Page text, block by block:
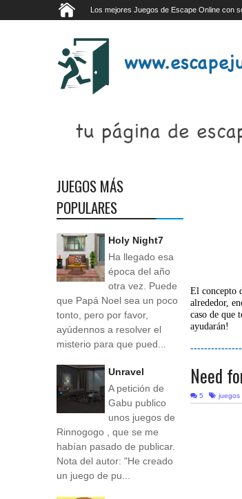
Los mejores Juegos de Escape Online con
El concepto
alrededor,
caso de que
ayudarán!
Need
5 juegos
JUEGOS MÁS
POPULARES
Holy Night7
Ha llegado esa
época del año
otra vez. Puede
que Papá Noel sea un poco
tonto, pero por favor,
ayúdennos a resolver el
misterio para que pued...
Unravel
A petición de
Gabu publico
unos juegos de
Rinnogogo , que se me
habían pasado de publicar.
Nota del autor: "He creado
un juego de pu...